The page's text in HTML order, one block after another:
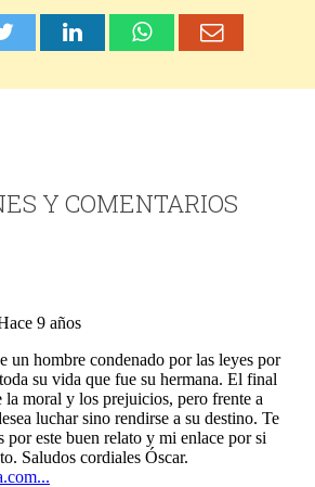
Y COMENTARIOS